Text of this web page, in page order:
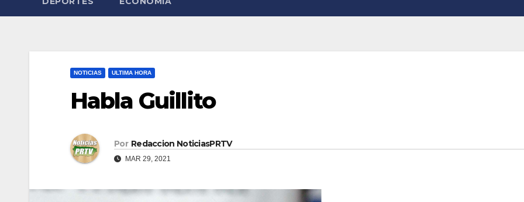
NOTICIAS ULTIMA HORA
Habla Guillito
Por Redaccion NoticiasPRTV
MAR 29, 2021